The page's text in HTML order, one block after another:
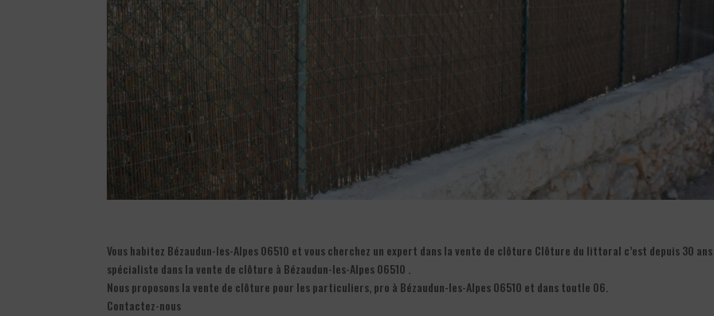
Vous habitez Bézaudun-les-Alpes 06510 et vous cherchez un expert dans la vente de clôture Clôture du littoral c’est depuis 30
spécialiste dans la vente de clôture à Bézaudun-les-Alpes 06510 .
Nous proposons la vente de clôture pour les particuliers, pro à Bézaudun-les-Alpes 06510 et dans toutle 06.
Contactez-nous